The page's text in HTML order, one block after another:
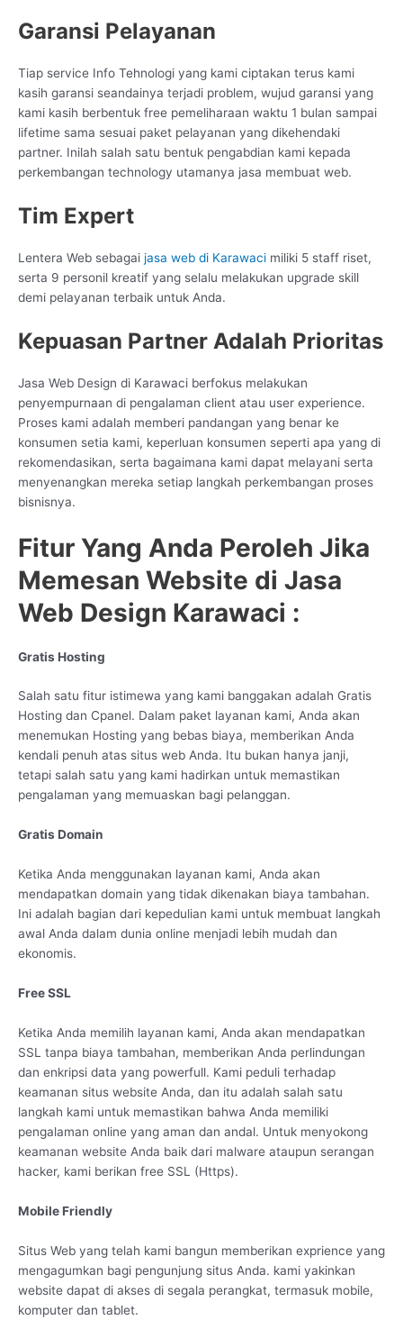
Garansi Pelayanan
Tiap service Info Tehnologi yang kami ciptakan terus kami
kasih garansi seandainya terjadi problem, wujud garansi yang
kami kasih berbentuk free pemeliharaan waktu 1 bulan sampai
lifetime sama sesuai paket pelayanan yang dikehendaki
partner. Inilah salah satu bentuk pengabdian kami kepada
perkembangan technology utamanya jasa membuat web.
Tim Expert
Lentera Web sebagai jasa web di Karawaci miliki 5 staff riset,
serta 9 personil kreatif yang selalu melakukan upgrade skill
demi pelayanan terbaik untuk Anda.
Kepuasan Partner Adalah Prioritas
Jasa Web Design di Karawaci berfokus melakukan
penyempurnaan di pengalaman client atau user experience.
Proses kami adalah memberi pandangan yang benar ke
konsumen setia kami, keperluan konsumen seperti apa yang di
rekomendasikan, serta bagaimana kami dapat melayani serta
menyenangkan mereka setiap langkah perkembangan proses
bisnisnya.
Fitur Yang Anda Peroleh Jika
Memesan Website di Jasa
Web Design Karawaci :
Gratis Hosting
Salah satu fitur istimewa yang kami banggakan adalah Gratis
Hosting dan Cpanel. Dalam paket layanan kami, Anda akan
menemukan Hosting yang bebas biaya, memberikan Anda
kendali penuh atas situs web Anda. Itu bukan hanya janji,
tetapi salah satu yang kami hadirkan untuk memastikan
pengalaman yang memuaskan bagi pelanggan.
Gratis Domain
Ketika Anda menggunakan layanan kami, Anda akan
mendapatkan domain yang tidak dikenakan biaya tambahan.
Ini adalah bagian dari kepedulian kami untuk membuat langkah
awal Anda dalam dunia online menjadi lebih mudah dan
ekonomis.
Free SSL
Ketika Anda memilih layanan kami, Anda akan mendapatkan
SSL tanpa biaya tambahan, memberikan Anda perlindungan
dan enkripsi data yang powerfull. Kami peduli terhadap
keamanan situs website Anda, dan itu adalah salah satu
langkah kami untuk memastikan bahwa Anda memiliki
pengalaman online yang aman dan andal. Untuk menyokong
keamanan website Anda baik dari malware ataupun serangan
hacker, kami berikan free SSL (Https).
Mobile Friendly
Situs Web yang telah kami bangun memberikan exprience yang
mengagumkan bagi pengunjung situs Anda. kami yakinkan
website dapat di akses di segala perangkat, termasuk mobile,
komputer dan tablet.